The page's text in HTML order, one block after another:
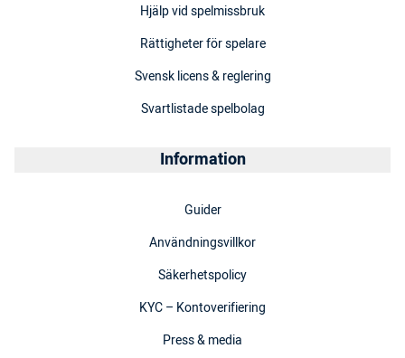
Hjälp vid spelmissbruk
Rättigheter för spelare
Svensk licens & reglering
Svartlistade spelbolag
Information
Guider
Användningsvillkor
Säkerhetspolicy
KYC – Kontoverifiering
Press & media